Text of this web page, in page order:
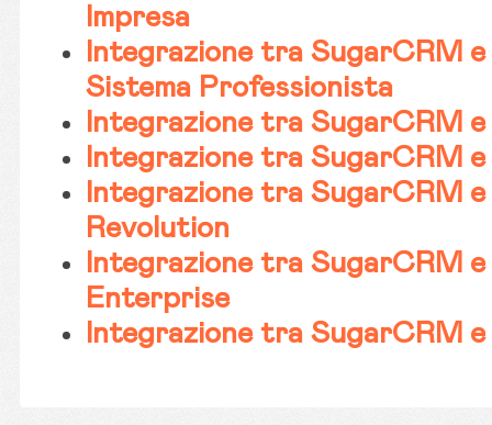
Impresa
Integrazione tra SugarCRM e
Sistema Professionista
Integrazione tra SugarCRM e
Integrazione tra SugarCRM e
Integrazione tra SugarCRM
Revolution
Integrazione tra SugarCRM
Enterprise
Integrazione tra SugarCRM